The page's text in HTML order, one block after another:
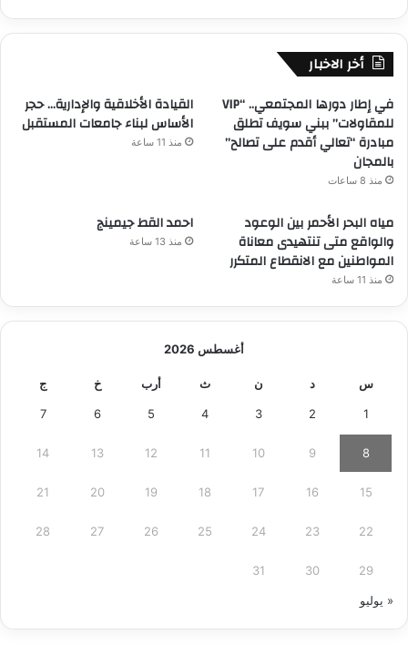
أخر الاخبار
في إطار دورها المجتمعي.. “VIP
للمقاولات” ببني سويف تطلق
مبادرة “تعالي أقدم على تصالح”
بالمجان
منذ 8 ساعات
القيادة الأخلاقية والإدارية… حجر
الأساس لبناء جامعات المستقبل
منذ 11 ساعة
مياه البحر الأحمر بين الوعود
والواقع متى تنتهيدى معاناة
المواطنين مع الانقطاع المتكرر
منذ 11 ساعة
احمد القط جيمينج
منذ 13 ساعة
أغسطس 2026
س د ن ث أرب خ ج
1
2
3
4
5
6
7
8
9
10
11
12
13
14
15
16
17
18
19
20
21
22
23
24
25
26
27
28
29
30
31
« يوليو